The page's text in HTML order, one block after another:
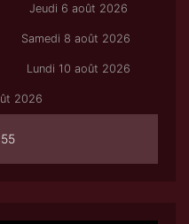
Jeudi 6 août 2026
Samedi 8 août 2026
Lundi 10 août 2026
2026